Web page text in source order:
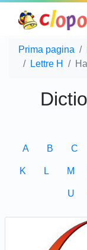
Prima pagina
Lettre H
A B C
K L M
U